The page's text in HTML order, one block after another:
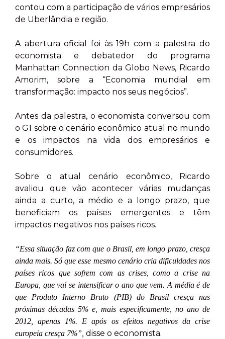
contou com a participação de vários empresários
de Uberlândia e região.
A abertura oficial foi às 19h com a palestra do
economista e debatedor do programa
Manhattan Connection da Globo News, Ricardo
Amorim, sobre a “Economia mundial em
transformação: impacto nos seus negócios”.
Antes da palestra, o economista conversou com
o G1 sobre o cenário econômico atual no mundo
e os impactos na vida dos empresários e
consumidores.
Sobre o atual cenário econômico, Ricardo
avaliou que vão acontecer várias mudanças
ainda a curto, a médio e a longo prazo, que
beneficiam os países emergentes e têm
impactos negativos nos países ricos.
“Essa situação faz com que o Brasil, em longo prazo, cresça
ainda mais. Só que esse mesmo cenário cria dificuldades nos
países ricos que sofrem com as crises, como a crise na
Europa, que vai se intensificar o ano que vem. A média é de
que Produto Interno Bruto (PIB) do Brasil cresça nas
próximas décadas 5% e, mais especificamente, no ano de
2012, apenas 1%. E após os efeitos negativos da crise
europeia cresça 7%”, disse o economista.